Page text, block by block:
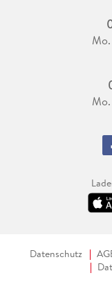
Datenschutz